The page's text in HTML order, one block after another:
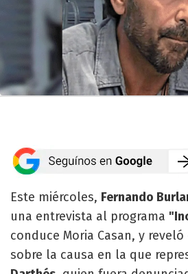
Este miércoles, Fernando
una entrevista al programa
conduce Moria Casan, y
sobre la causa en la que